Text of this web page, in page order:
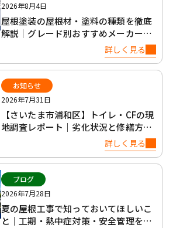
2026年8月4日
屋根塗装の屋根材・塗料の種類を徹底
解説｜グレード別おすすめメーカー6
詳しく見る
お知らせ
2026年7月31日
【さいたま市浦和区】トイレ・CFの現
地調査レポート｜劣化状況と修繕方法
詳しく見る
ブログ
2026年7月28日
夏の屋根工事で知っておいてほしいこ
と｜工期・熱中症対策・安全管理を正